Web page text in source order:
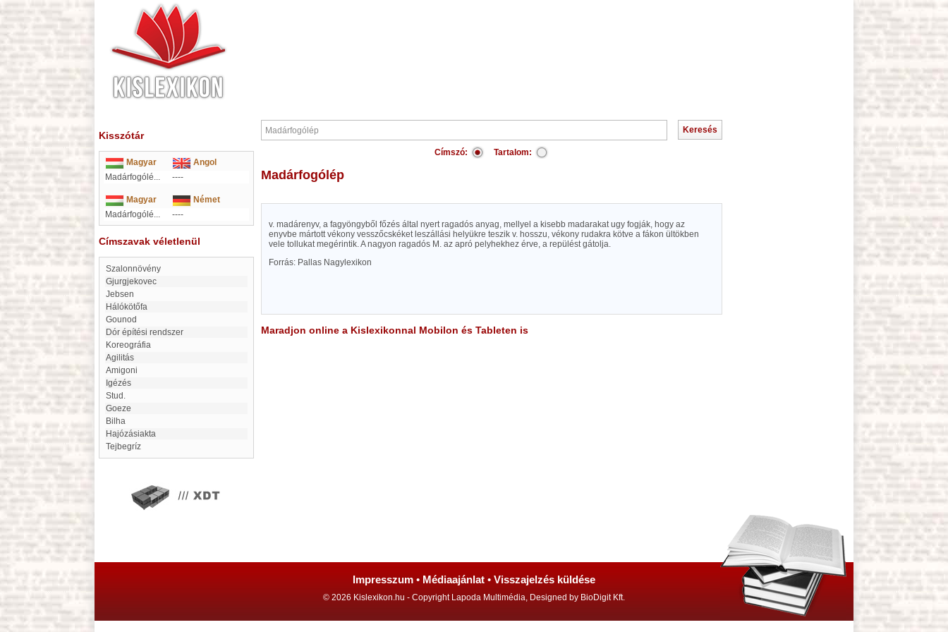
Kisszótár
Magyar
Angol
Madárfogólé...
----
Magyar
Német
Madárfogólé...
----
Címszavak véletlenül
Szalonnövény
Gjurgjekovec
Jebsen
Hálókötőfa
Gounod
Dór építési rendszer
koreográfia
Agilitás
Amigoni
Igézés
Stud.
Goeze
Bilha
Hajózásiakta
Tejbegríz
Címszó: Tartalom:
Madárfogólép
v. madárenyv, a fagyöngyből főzés által nyert ragadós anyag, mellyel a kisebb madarakat ugy fogják, hogy az
enyvbe mártott vékony vesszőcskéket leszállási helyükre teszik v. hosszu, vékony rudakra kötve a fákon ültökben
vele tollukat megérintik. A nagyon ragadós M. az apró pelyhekhez érve, a repülést gátolja.
Forrás: Pallas Nagylexikon
Maradjon online a Kislexikonnal Mobilon és Tableten is
Impresszum • Médiaajánlat • Visszajelzés küldése
© 2026 Kislexikon.hu - Copyright Lapoda Multimédia, Designed by BioDigit Kft.